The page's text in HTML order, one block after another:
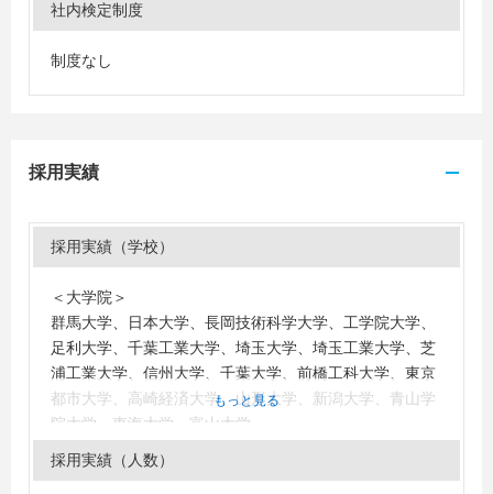
社内検定制度
制度なし
採用実績
採用実績（学校）
＜大学院＞
群馬大学、日本大学、長岡技術科学大学、工学院大学、
足利大学、千葉工業大学、埼玉大学、埼玉工業大学、芝
浦工業大学、信州大学、千葉大学、前橋工科大学、東京
都市大学、高崎経済大学、山形大学、新潟大学、青山学
院大学、東海大学、富山大学
＜大学＞
青山学院大学、岩手大学、宇都宮大学、北見工業大学、
もっと見る
採用実績（人数）